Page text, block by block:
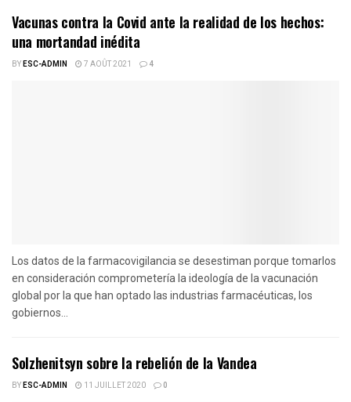
Vacunas contra la Covid ante la realidad de los hechos:
una mortandad inédita
BYESC-ADMIN 7 AOÛT 2021 4
Los datos de la farmacovigilancia se desestiman porque tomarlos
en consideración comprometería la ideología de la vacunación
global por la que han optado las industrias farmacéuticas, los
gobiernos...
Solzhenitsyn sobre la rebelión de la Vandea
BYESC-ADMIN 11 JUILLET 2020 0